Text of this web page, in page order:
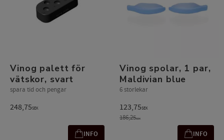
Vinog palett för
vätskor, svart
spara tid och pengar
248,75SEK
INFO
Vinog spolar, 1 par,
Maldivian blue
6 storlekar
123,75SEK
186,25SEK
INFO